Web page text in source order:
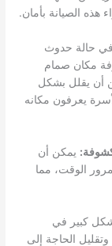
هذه الصيانة بأمان.
في حالة حدوث
مكان صمام
أن يقلل بشكل
يعرفون مكانه
يمكن أن
الوقت، مما
كبير في
الحاجة إلى